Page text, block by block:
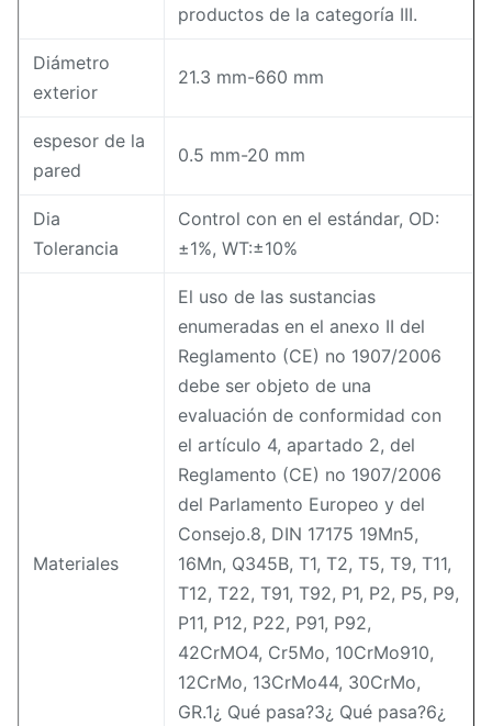
productos de la categoría III.
Diámetro
exterior
21.3 mm-660 mm
espesor de la
pared
0.5 mm-20 mm
Dia
Tolerancia
Control con en el estándar, OD:
±1%, WT:±10%
Materiales
El uso de las sustancias
enumeradas en el anexo II del
Reglamento (CE) no 1907/2006
debe ser objeto de una
evaluación de conformidad con
el artículo 4, apartado 2, del
Reglamento (CE) no 1907/2006
del Parlamento Europeo y del
Consejo.8, DIN 17175 19Mn5,
16Mn, Q345B, T1, T2, T5, T9, T11,
T12, T22, T91, T92, P1, P2, P5, P9,
P11, P12, P22, P91, P92,
42CrMO4, Cr5Mo, 10CrMo910,
12CrMo, 13CrMo44, 30CrMo,
GR.1¿ Qué pasa?3¿ Qué pasa?6¿